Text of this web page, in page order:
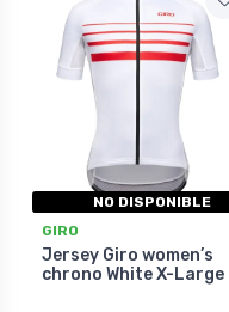
NO DISPONIBLE
GIRO
Jersey Giro women’s
chrono White X-Large